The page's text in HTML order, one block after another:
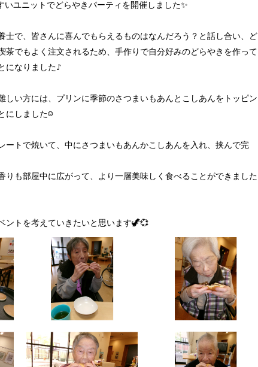
ユニットでどらやきパーティを開催しました✨
士で、皆さんに喜んでもらえるものはなんだろう？と話し合い、ど
茶でもよく注文されるため、手作りで自分好みのどらやきを作って
になりました♪
しい方には、プリンに季節のさつまいもあんとこしあんをトッピン
にしました☺️
ートで焼いて、中にさつまいもあんかこしあんを入れ、挟んで完
りも部屋中に広がって、より一層美味しく食べることができました
ントを考えていきたいと思います🦖💞